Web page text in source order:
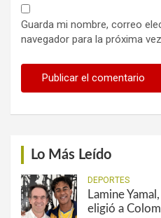
Guarda mi nombre, correo
navegador para la próxima
Lo Más Leído
DEPORTES
Lamine
eligió a